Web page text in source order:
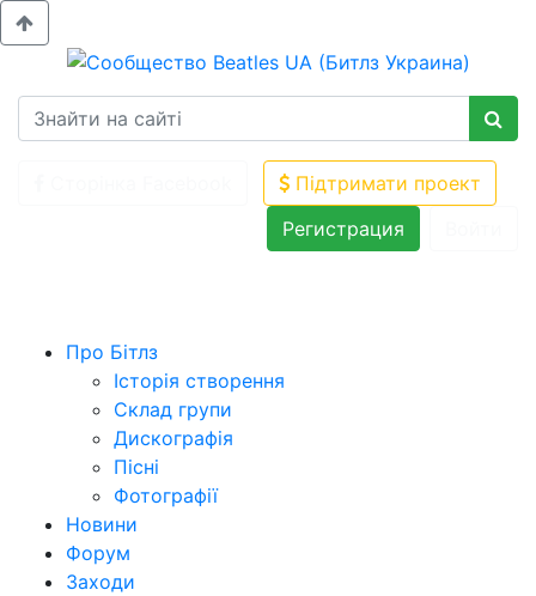
Підтримати проект
Регистрация
Про Бітлз
Історія створення
Склад групи
Дискографія
Пісні
Фотографії
Новини
Форум
Заходи